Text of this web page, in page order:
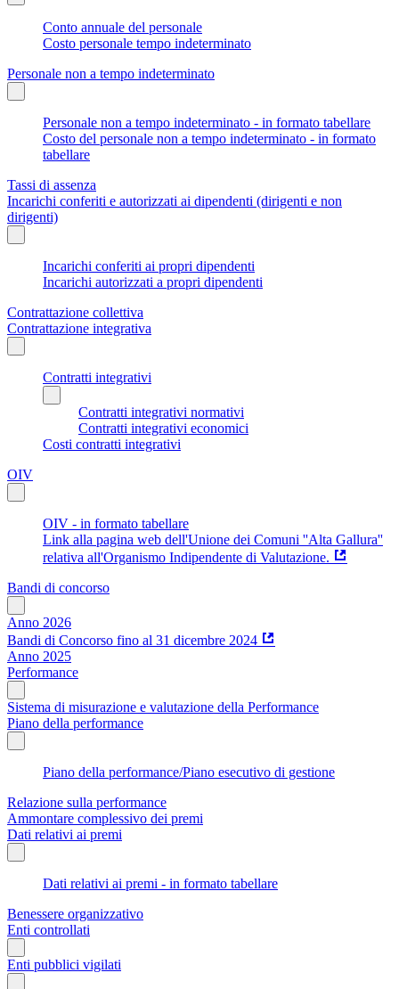
Conto annuale del personale
Costo personale tempo indeterminato
Personale non a tempo indeterminato
Personale non a tempo indeterminato - in formato tabellare
Costo del personale non a tempo indeterminato - in formato
tabellare
Tassi di assenza
Incarichi conferiti e autorizzati ai dipendenti (dirigenti e non
dirigenti)
Incarichi conferiti ai propri dipendenti
Incarichi autorizzati a propri dipendenti
Contrattazione collettiva
Contrattazione integrativa
Contratti integrativi
Contratti integrativi normativi
Contratti integrativi economici
Costi contratti integrativi
OIV
OIV - in formato tabellare
Link alla pagina web dell'Unione dei Comuni ''Alta Gallura''
relativa all'Organismo Indipendente di Valutazione.
Bandi di concorso
Anno 2026
Bandi di Concorso fino al 31 dicembre 2024
Anno 2025
Performance
Sistema di misurazione e valutazione della Performance
Piano della performance
Piano della performance/Piano esecutivo di gestione
Relazione sulla performance
Ammontare complessivo dei premi
Dati relativi ai premi
Dati relativi ai premi - in formato tabellare
Benessere organizzativo
Enti controllati
Enti pubblici vigilati